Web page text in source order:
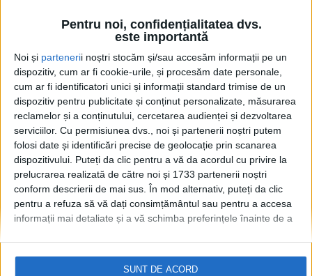
Pentru noi, confidențialitatea dvs.
este importantă
Noi și partenerii noștri stocăm și/sau accesăm informații pe un
dispozitiv, cum ar fi cookie-urile, și procesăm date personale,
cum ar fi identificatori unici și informații standard trimise de un
dispozitiv pentru publicitate și conținut personalizate, măsurarea
reclamelor și a conținutului, cercetarea audienței și dezvoltarea
serviciilor. Cu permisiunea dvs., noi și partenerii noștri putem
folosi date și identificări precise de geolocație prin scanarea
dispozitivului. Puteți da clic pentru a vă da acordul cu privire la
prelucrarea realizată de către noi și 1733 partenerii noștri
conform descrierii de mai sus. În mod alternativ, puteți da clic
pentru a refuza să vă dați consimțământul sau pentru a accesa
informații mai detaliate și a vă schimba preferințele înainte de a
SUNT DE ACORD
din finanțare să fie asigurată
de guvernul polonez.
Săptămîna viitoare,
Ghervazen Longher va avea
o discuție pe această temă
cu premierul Poloniei,
Mateusz Morawiecki
24 MARTIE, 2023